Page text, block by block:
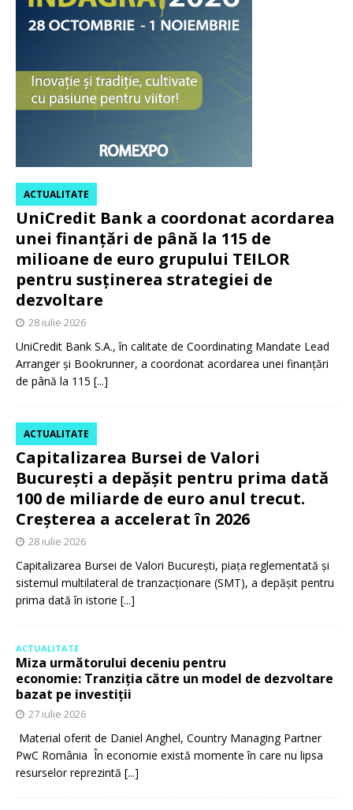
UniCredit Bank a coordonat acordarea
unei finanțări de până la 115 de
milioane de euro grupului TEILOR
pentru susținerea strategiei de
dezvoltare
ACTUALITATE
28 iulie 2026
UniCredit Bank S.A., în calitate de Coordinating Mandate Lead
Arranger și Bookrunner, a coordonat acordarea unei finanțări
de până la 115 [...]
Capitalizarea Bursei de Valori
București a depășit pentru prima dată
100 de miliarde de euro anul trecut.
Creșterea a accelerat în 2026
ACTUALITATE
28 iulie 2026
Capitalizarea Bursei de Valori București, piața reglementată și
sistemul multilateral de tranzacționare (SMT), a depășit pentru
prima dată în istorie [...]
ACTUALITATE
Miza următorului deceniu pentru
economie: Tranziția către un model de dezvoltare
bazat pe investiții
27 iulie 2026
Material oferit de Daniel Anghel, Country Managing Partner
PwC România În economie există momente în care nu lipsa
resurselor reprezintă [...]